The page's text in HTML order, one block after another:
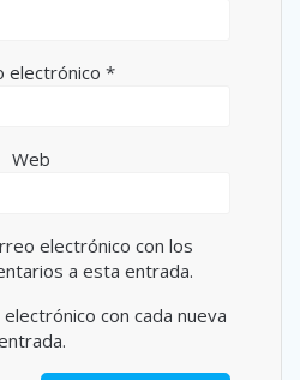
electrónico *
Web
electrónico con los
a esta entrada.
con cada nueva